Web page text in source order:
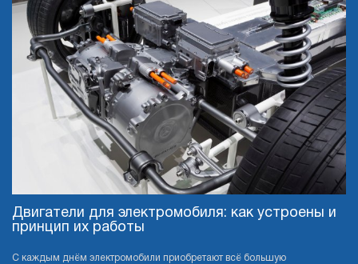
Двигатели для электромобиля: как устроены и
принцип их работы
С каждым днём электромобили приобретают всё большую